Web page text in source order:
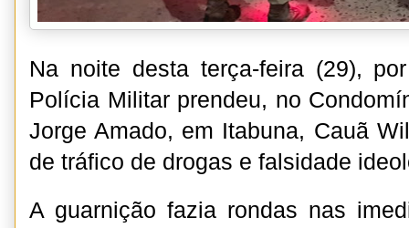
Na noite desta terça-feira (29),
Polícia Militar prendeu, no
Jorge Amado, em Itabuna, Cauã
de tráfico de drogas e falsidade
A guarnição fazia rondas nas